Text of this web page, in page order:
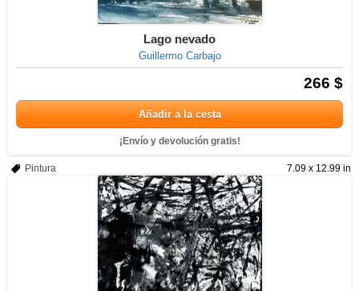
Lago nevado
Guillermo Carbajo
266 $
Añadir a la cesta
¡Envío y devolución gratis!
7.09 x 12.99 in
Pintura